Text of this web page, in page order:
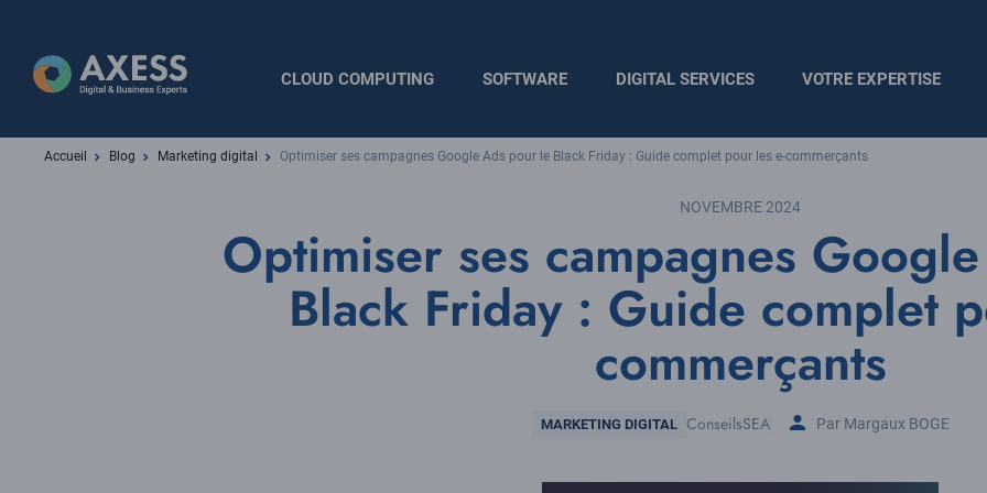
contenu
principal
principale
CLOUD COMPUTING SOFTWARE DIGITAL SERVICES VOTRE EXPERTISE
Accueil Blog Marketing digital Optimiser ses campagnes Google Ads pour le Black Friday : Guide complet pour les e-commerçants
NOVEMBRE 2024
Optimiser ses campagnes
Black Friday : Guide complet
commerçants
Thématique
MARKETING DIGITAL Tags
ConseilsSEA Par Margaux BOGE